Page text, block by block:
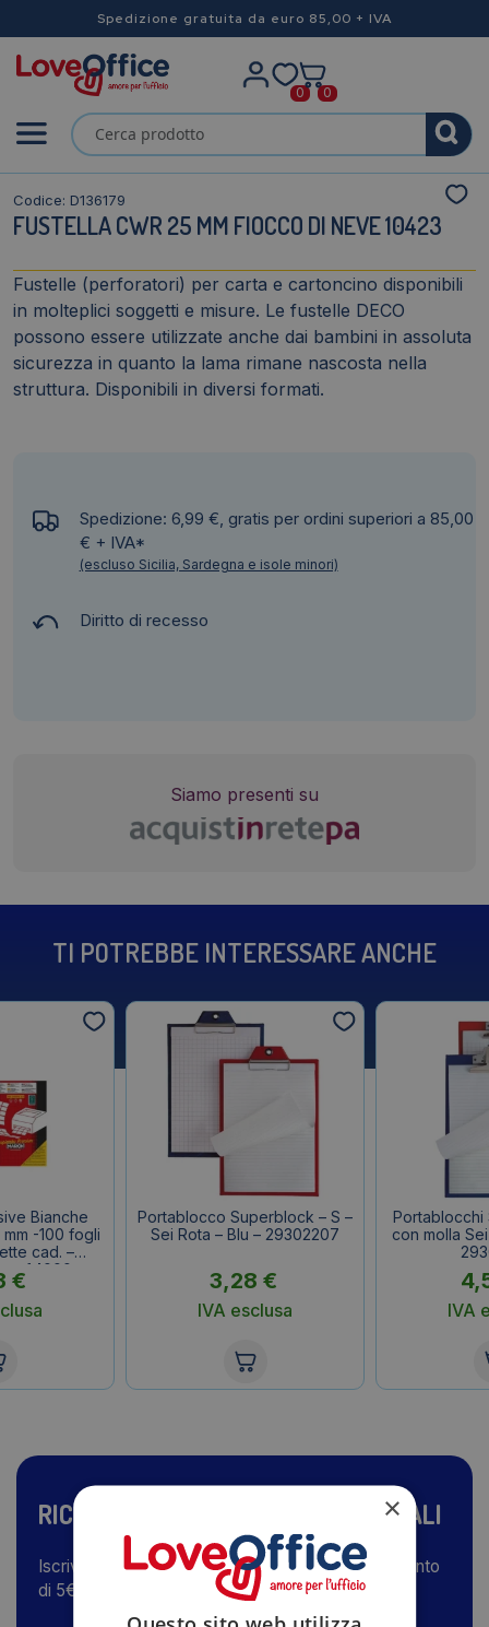
Spedizione gratuita da euro 85,00 + IVA
0 0
Codice: D136179
FUSTELLA CWR 25 MM FIOCCO DI NEVE 10423
Fustelle (perforatori) per carta e cartoncino disponibili
in molteplici soggetti e misure. Le fustelle DECO
possono essere utilizzate anche dai bambini in assoluta
sicurezza in quanto la lama rimane nascosta nella
struttura. Disponibili in diversi formati.
Spedizione: 6,99 €, gratis per ordini superiori a 85,00
€ + IVA*
(escluso Sicilia, Sardegna e isole minori)
Diritto di recesso
Siamo presenti su
TI POTREBBE INTERESSARE ANCHE
Bianche
-100 fogli
cad. –
€
Portablocco Superblock – S –
Sei Rota – Blu – 29302207
3,28 €
IVA esclusa
Portablocchi
con molla
IVA
RICEVI LE NOSTRE OFFERTE SPECIALI
Iscriviti alla nostra newsletter e ricevi subito lo sconto
di 5€
×